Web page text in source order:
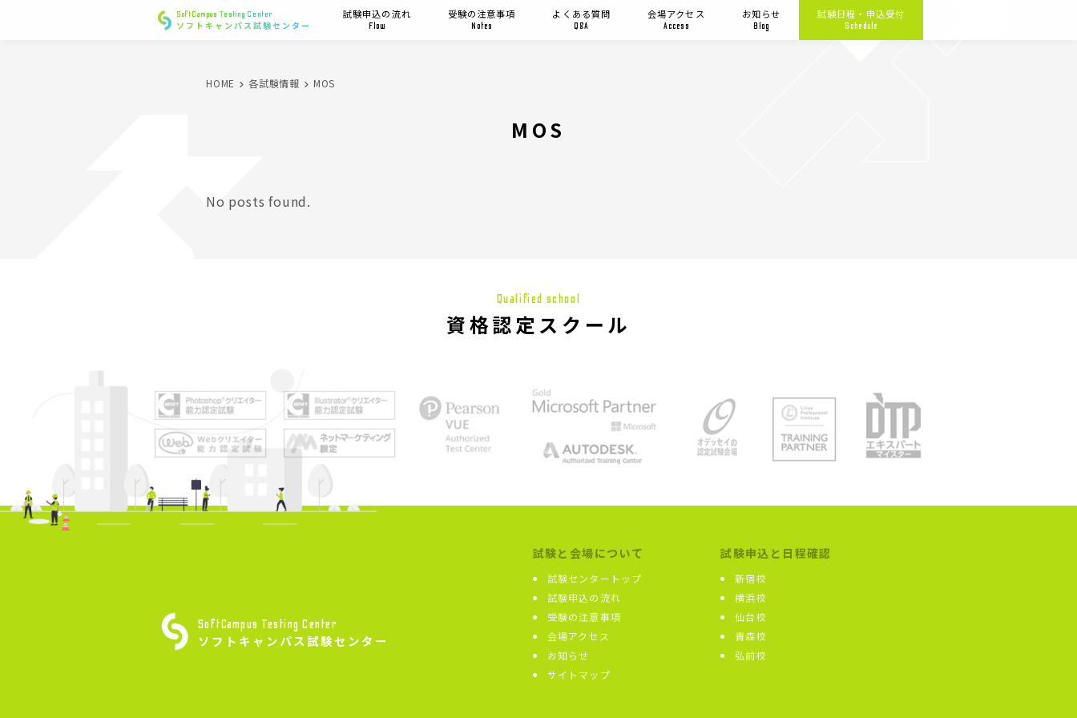
SoftCampus Testing Center
ソフトキャンパス試験センター
試験申込の流れ
Flow
受験の注意事項
Notes
よくある質問
Q&A
会場アクセス
Access
お知らせ
Blog
試験日程・申込受付
Schedule
HOME 各試験情報 MOS
MOS
No posts found.
Qualified school
資格認定スクール
SoftCampus Testing Center
ソフトキャンパス試験センター
試験と会場について
試験センタートップ
試験申込の流れ
受験の注意事項
会場アクセス
お知らせ
サイトマップ
試験申込と日程確認
新宿校
横浜校
仙台校
青森校
弘前校